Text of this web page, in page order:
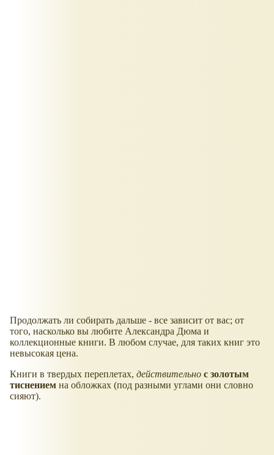
Продолжать ли собирать дальше - все зависит от вас; от
того, насколько вы любите Александра Дюма и
коллекционные книги. В любом случае, для таких книг это
невысокая цена.
Книги в твердых переплетах, действительно с золотым
тиснением на обложках (под разными углами они словно
сияют).